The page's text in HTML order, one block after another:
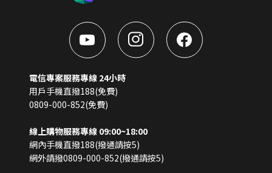
電信專案服務專線 24小時
用戶手機直撥188(免費)
0809-000-852(免費)
線上購物服務專線 09:00~18:00
網內手機直撥188(撥通請按5)
網外請撥0809-000-852(撥通請按5)